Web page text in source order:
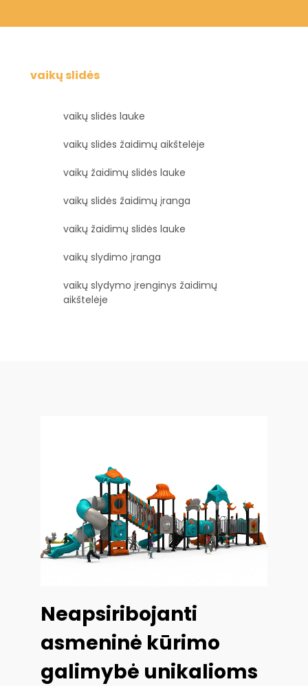
vaikų slidės
vaikų slidės lauke
vaikų slidės žaidimų aikštelėje
vaikų žaidimų slidės lauke
vaikų slidės žaidimų įranga
vaikų žaidimų slidės lauke
vaikų slydimo įranga
vaikų slydymo įrenginys žaidimų
aikštelėje
Neapsiribojanti
asmeninė kūrimo
galimybė unikalioms